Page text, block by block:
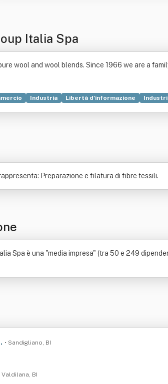
Italia Spa
wool and wool blends. Since 1966 we are a
Industria Libertà d'informazione
Preparazione e filatura di fibre tessili.
Spa è una "media impresa" (tra 50 e 249
• Sandigliano, BI
Valdilana, BI